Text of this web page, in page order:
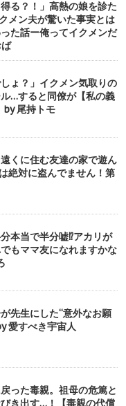
る？！」高熱の娘を診た
メン夫が驚いた事実とは
た話ー俺ってイクメンだ
ょ？」イクメン気取りの
…すると同僚が【私の義
by 尾持トモ
くに住む友達の家で遊ん
絶対に盗んでません！第
本当で半分嘘⁉︎アカリが
もママ友になれますかな
先生にした“意外なお願
愛すべき宇宙人
った毒親。祖母の危篤と
き出す…！【毒親の代償